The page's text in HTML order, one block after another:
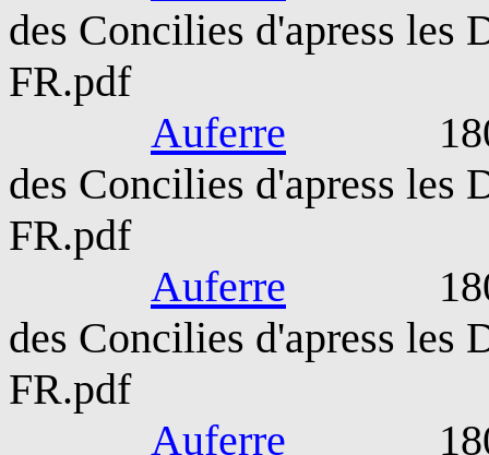
des Concilies d'apress les
FR.pdf
Auferre 1809-
des Concilies d'apress les
FR.pdf
Auferre 1809-
des Concilies d'apress les
FR.pdf
Auferre 1809-